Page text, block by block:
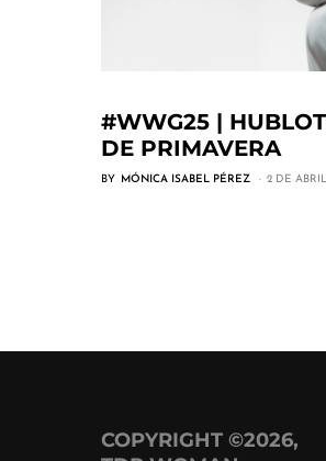
#WWG25 |
DE PRIMAVERA
BY MÓNICA ISABEL PÉREZ 2 DE
COPYRIGHT ©2026,